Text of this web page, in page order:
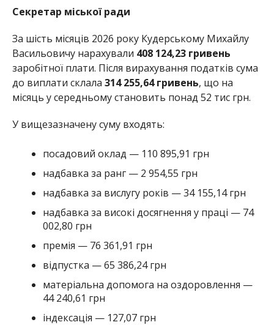
Секретар міської ради
За шість місяців 2026 року Кудерському Михайлу
Васильовичу нарахували 408 124,23 гривень
заробітної плати. Після вирахування податків сума
до виплати склала 314 255,64 гривень, що на
місяць у середньому становить понад 52 тис грн.
У вищезазначену суму входять:
посадовий оклад — 110 895,91 грн
надбавка за ранг — 2 954,55 грн
надбавка за вислугу років — 34 155,14 грн
надбавка за високі досягнення у праці — 74
002,80 грн
премія — 76 361,91 грн
відпустка — 65 386,24 грн
матеріальна допомога на оздоровлення —
44 240,61 грн
індексація — 127,07 грн